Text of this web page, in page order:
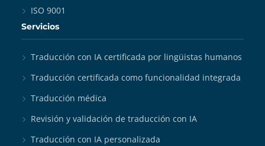
ISO 9001
Servicios
Traducción con IA certificada por lingüistas humanos
Traducción certificada como funcionalidad integrada
Traducción médica
Revisión y validación de traducción con IA
Traducción con IA personalizada